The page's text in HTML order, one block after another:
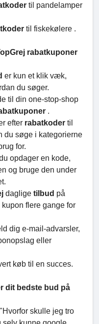
til pandelamper
til fiskekølere .
rabatkuponer
er kun et klik væk,
du søger.
til din one-stop-shop
.
efter rabatkoder til
du søge i kategorierne
for.
opdager en kode,
og bruge den under
daglige tilbud på
flere gange for
dig e-mail-advarsler,
eller
køb til en succes.
dit bedste bud på
"Hvorfor skulle jeg tro